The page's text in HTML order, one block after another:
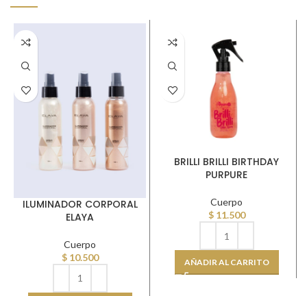
ILUMINADOR CORPORAL
ELAYA
Cuerpo
$10.500
BRILLI BRILLI BIRTHDAY
PURPURE
Cuerpo
$11.500
AÑADIR AL CARRITO